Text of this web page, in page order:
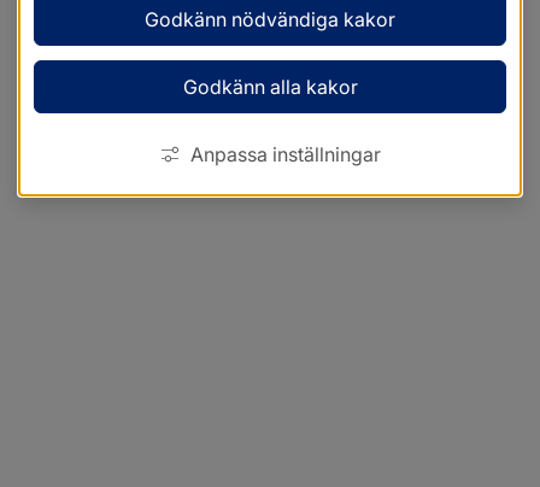
Godkänn nödvändiga kakor
Godkänn alla kakor
Anpassa inställningar